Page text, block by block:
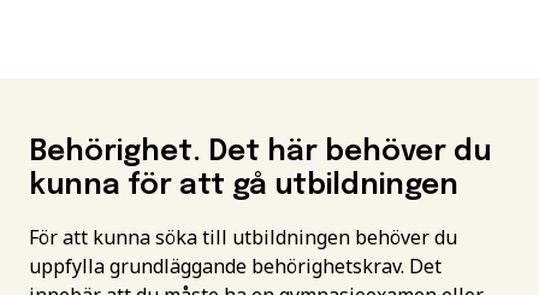
Behörighet. Det här behöver du
kunna för att gå utbildningen
För att kunna söka till utbildningen behöver du
uppfylla grundläggande behörighetskrav. Det